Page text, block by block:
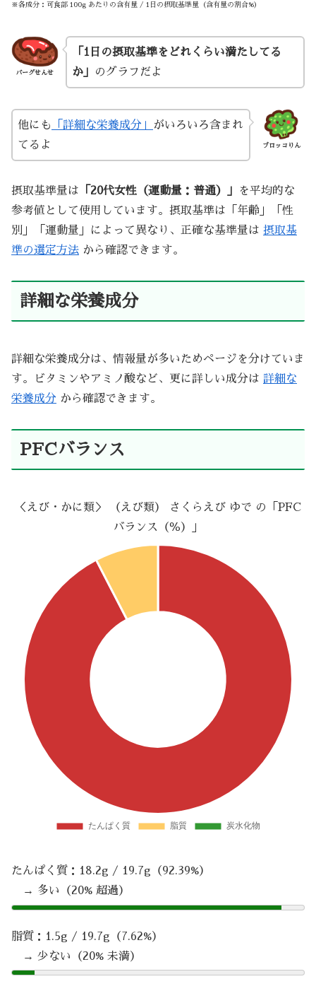
※各成分：可食部 100g あたりの含有量 / 1日の摂取基準量（含有量の割合%）
バーグせんせ
「1日の摂取基準をどれくらい満たしてる
か」
のグラフだよ
ブロッコりん
他にも 「詳細な栄養成分」
がいろいろ含まれ
てるよ
摂取基準量は 「20代女性（運動量：普通）」
を平均的な
参考値として使用しています。摂取基準は「年齢」「性
別」「運動量」によって異なり、正確な基準量は 摂取基
準の選定方法 から確認できます。
詳細な栄養成分
詳細な栄養成分は、情報量が多いためページを分けていま
す。ビタミンやアミノ酸など、更に詳しい成分は 詳細な
栄養成分 から確認できます。
PFCバランス
＜えび・かに類＞ （えび類） さくらえび ゆで の「PFC
バランス（％）」
たんぱく質：18.2g / 19.7g（92.39%）
→ 多い（20% 超過）
脂質：1.5g / 19.7g（7.62%）
→ 少ない（20% 未満）